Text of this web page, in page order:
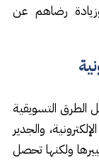
رضاهم عن
التسويقية
والجدير
ولكنها تحصل